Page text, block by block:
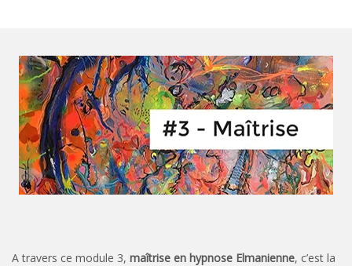
A travers ce module 3, maîtrise en hypnose Elmanienne, c’est la